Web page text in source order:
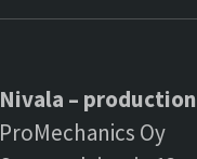
Nivala – production
ProMechanics Oy